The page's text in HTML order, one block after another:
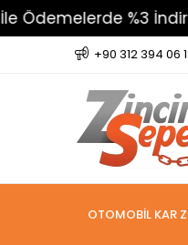
%3 İndirim. Tüm
+90 312 394 06
OTOMOBİL KAR